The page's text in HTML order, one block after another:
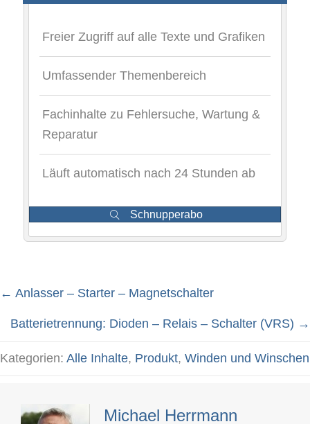
Freier Zugriff auf alle Texte und Grafiken
Umfassender Themenbereich
Fachinhalte zu Fehlersuche, Wartung &
Reparatur
Läuft automatisch nach 24 Stunden ab
Schnupperabo
Posts
navigation
← Anlasser – Starter – Magnetschalter
Batterietrennung: Dioden – Relais – Schalter (VRS) →
Kategorien: Alle Inhalte, Produkt, Winden und Winschen
Michael Herrmann